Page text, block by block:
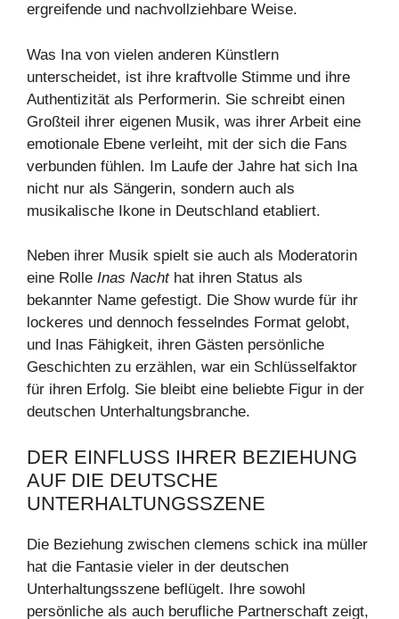
ergreifende und nachvollziehbare Weise.
Was Ina von vielen anderen Künstlern
unterscheidet, ist ihre kraftvolle Stimme und ihre
Authentizität als Performerin. Sie schreibt einen
Großteil ihrer eigenen Musik, was ihrer Arbeit eine
emotionale Ebene verleiht, mit der sich die Fans
verbunden fühlen. Im Laufe der Jahre hat sich Ina
nicht nur als Sängerin, sondern auch als
musikalische Ikone in Deutschland etabliert.
Neben ihrer Musik spielt sie auch als Moderatorin
eine Rolle Inas Nachthat ihren Status als
bekannter Name gefestigt. Die Show wurde für ihr
lockeres und dennoch fesselndes Format gelobt,
und Inas Fähigkeit, ihren Gästen persönliche
Geschichten zu erzählen, war ein Schlüsselfaktor
für ihren Erfolg. Sie bleibt eine beliebte Figur in der
deutschen Unterhaltungsbranche.
DER EINFLUSS IHRER BEZIEHUNG
AUF DIE DEUTSCHE
UNTERHALTUNGSSZENE
Die Beziehung zwischen clemens schick ina müller
hat die Fantasie vieler in der deutschen
Unterhaltungsszene beflügelt. Ihre sowohl
persönliche als auch berufliche Partnerschaft zeigt,